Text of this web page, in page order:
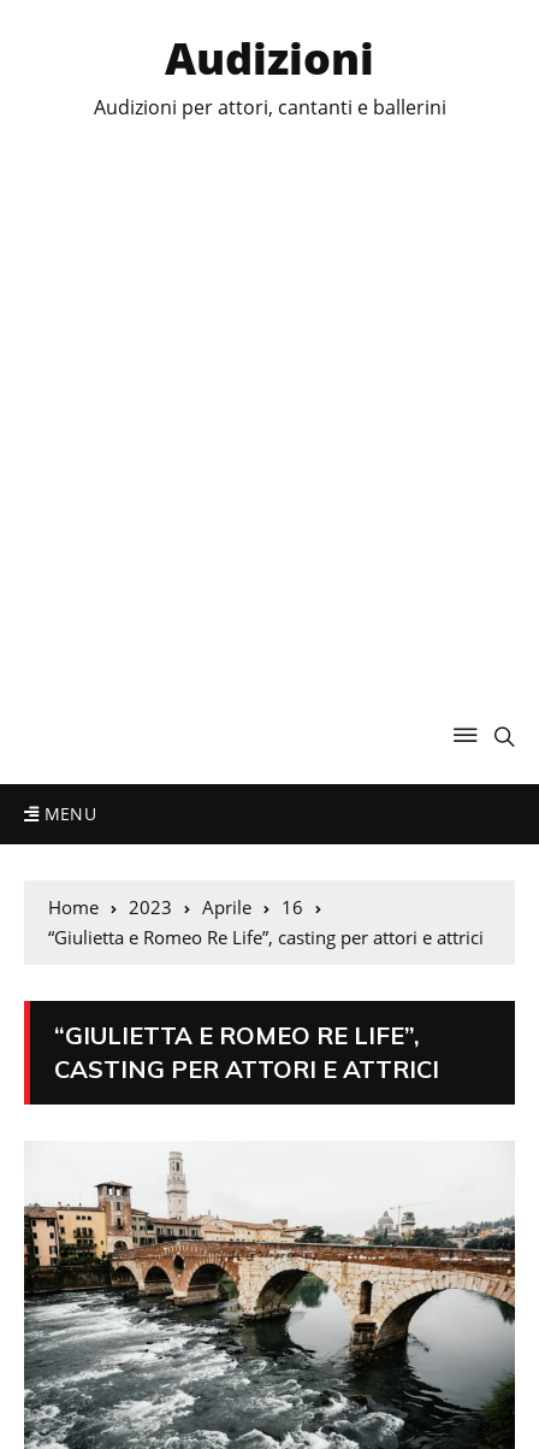
Audizioni
Audizioni per attori, cantanti e ballerini
MENU
Home 2023 Aprile
16
“Giulietta e Romeo Re Life”, casting per attori e attrici
“GIULIETTA E ROMEO RE LIFE”,
CASTING PER ATTORI E ATTRICI